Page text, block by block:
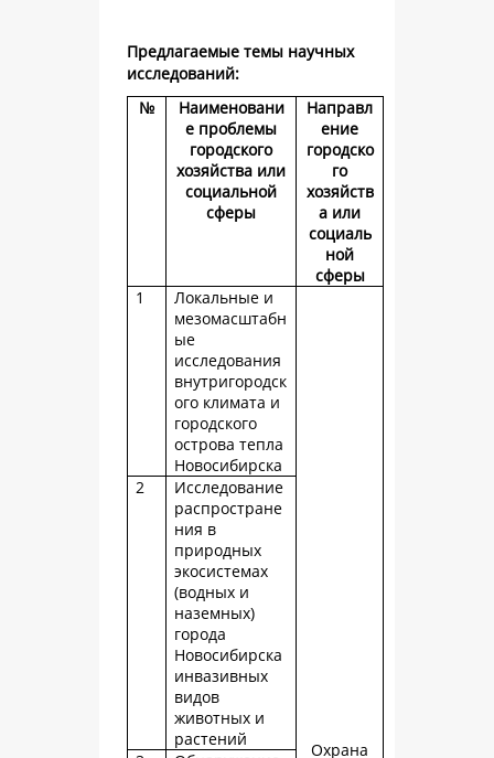
Предлагаемые темы научных
исследований:
№
Наименовани
е проблемы
городского
хозяйства или
социальной
сферы
Направл
ение
городско
го
хозяйств
а или
социаль
ной
сферы
1
Локальные и
мезомасштабн
ые
исследования
внутригородск
ого климата и
городского
острова тепла
Новосибирска
Охрана
2
Исследование
распростране
ния в
природных
экосистемах
(водных и
наземных)
города
Новосибирска
инвазивных
видов
животных и
растений